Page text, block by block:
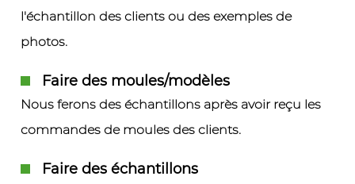
l'échantillon des clients ou des exemples de
photos.
Faire des moules/modèles
Nous ferons des échantillons après avoir reçu les
commandes de moules des clients.
Faire des échantillons